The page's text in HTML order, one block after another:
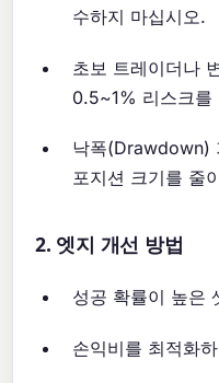
수하지 마십시오.
초보 트레이더나
0.5~1% 리스크를
낙폭(Drawdown)
포지션 크기를 줄
2. 엣지 개선 방법
성공 확률이 높은
손익비를 최적화